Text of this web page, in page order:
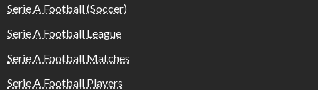
Serie A Football (Soccer)
Serie A Football League
Serie A Football Matches
Serie A Football Players